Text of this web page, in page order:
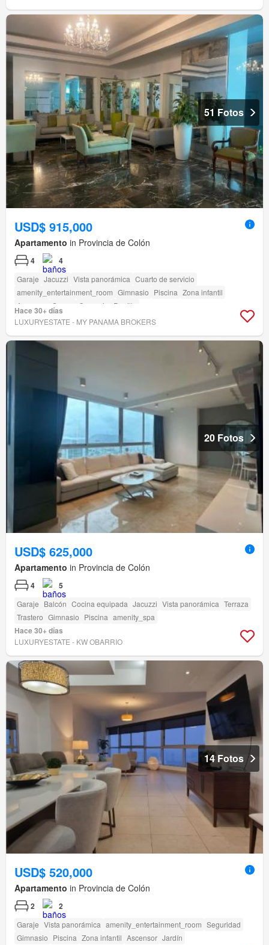
51 Fotos
USD$ 915,000
Apartamento in Provincia de Colón
4 4
Garaje Jacuzzi Vista panorámica Cuarto de servicio
amenity_entertainment_room Gimnasio Piscina Zona infantil
Ascensor
Sauna Conserje Parrilla
Hace 30+ días
LUXURYESTATE - MY PANAMA BROKERS
20 Fotos
USD$ 625,000
Apartamento in Provincia de Colón
4 5
Garaje Balcón Cocina equipada Jacuzzi Vista panorámica Terraza
Trastero Gimnasio Piscina amenity_spa
Hace 30+ días
LUXURYESTATE - KW OBARRIO
14 Fotos
USD$ 520,000
Apartamento in Provincia de Colón
2 2
Garaje Vista panorámica amenity_entertainment_room Seguridad
Gimnasio Piscina Zona infantil Ascensor Jardín